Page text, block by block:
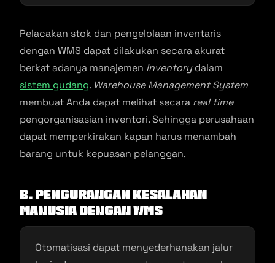
Pelacakan stok dan pengelolaan inventaris
dengan WMS dapat dilakukan secara akurat
berkat adanya manajemen inventorydalam
sistem gudang. Warehouse Management System
membuat Anda dapat melihat secara real time
pengorganisasian inventori. Sehingga perusahaan
dapat memperkirakan kapan harus menambah
barang untuk kepuasan pelanggan.
b. Pengurangan Kesalahan
Manusia dengan WMS
Otomatisasi dapat menyederhanakan jalur